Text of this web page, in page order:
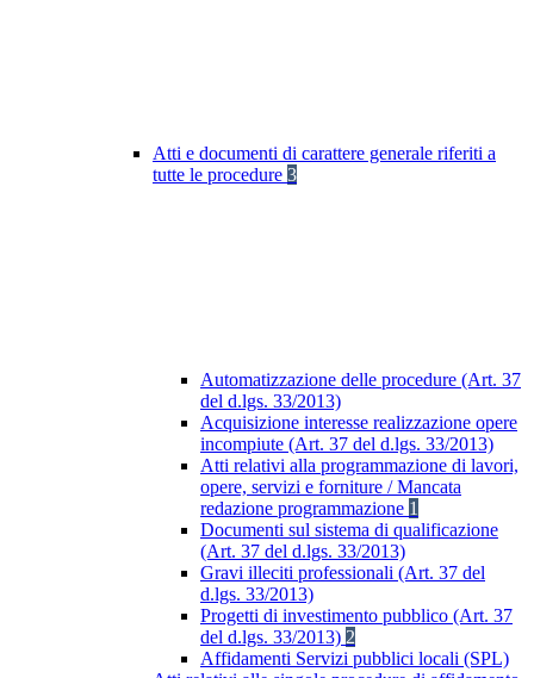
Atti e documenti di carattere generale riferiti a
tutte le procedure 3
Automatizzazione delle procedure (Art. 37
del d.lgs. 33/2013)
Acquisizione interesse realizzazione opere
incompiute (Art. 37 del d.lgs. 33/2013)
Atti relativi alla programmazione di lavori,
opere, servizi e forniture / Mancata
redazione programmazione 1
Documenti sul sistema di qualificazione
(Art. 37 del d.lgs. 33/2013)
Gravi illeciti professionali (Art. 37 del
d.lgs. 33/2013)
Progetti di investimento pubblico (Art. 37
del d.lgs. 33/2013) 2
Affidamenti Servizi pubblici locali (SPL)